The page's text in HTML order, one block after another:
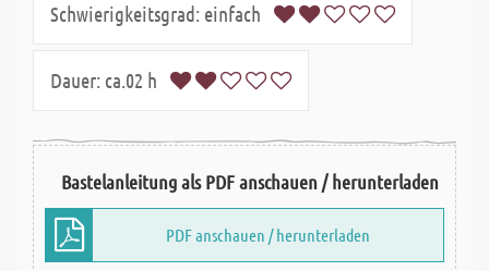
Schwierigkeitsgrad: einfach
Dauer: ca.02 h
Bastelanleitung als PDF anschauen / herunterladen
PDF anschauen / herunterladen